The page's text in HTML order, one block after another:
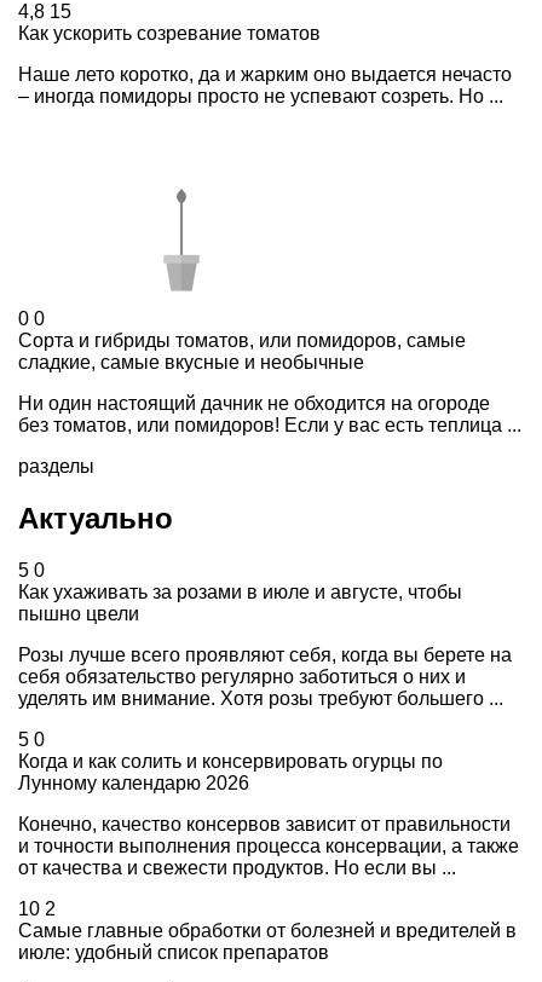
4,8 15
Как ускорить созревание томатов
Наше лето коротко, да и жарким оно выдается нечасто
– иногда помидоры просто не успевают созреть. Но ...
0 0
Сорта и гибриды томатов, или помидоров, самые
сладкие, самые вкусные и необычные
Ни один настоящий дачник не обходится на огороде
без томатов, или помидоров! Если у вас есть теплица ...
разделы
Актуально
5 0
Как ухаживать за розами в июле и августе, чтобы
пышно цвели
Розы лучше всего проявляют себя, когда вы берете на
себя обязательство регулярно заботиться о них и
уделять им внимание. Хотя розы требуют большего ...
5 0
Когда и как солить и консервировать огурцы по
Лунному календарю 2026
Конечно, качество консервов зависит от правильности
и точности выполнения процесса консервации, а также
от качества и свежести продуктов. Но если вы ...
10 2
Самые главные обработки от болезней и вредителей в
июле: удобный список препаратов